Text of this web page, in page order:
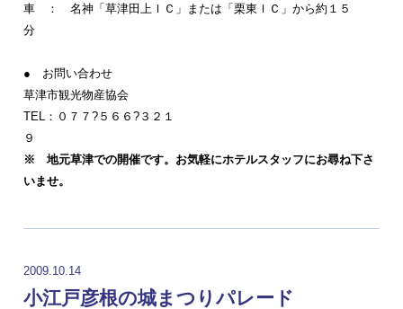
車 ： 名神「草津田上ＩＣ」または「栗東ＩＣ」から約１５
● お問い合わせ
草津市観光物産協会
TEL：０７７?５６６?３２１
※ 地元草津での開催です。お気軽にホテルスタッフにお尋ね下さ
いませ。
2009.10.14
小江戸彦根の城まつりパレード